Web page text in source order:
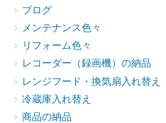
ブログ
メンテナンス色々
リフォーム色々
レコーダー（録画機）の納品
レンジフード・換気扇入れ替え
冷蔵庫入れ替え
商品の納品